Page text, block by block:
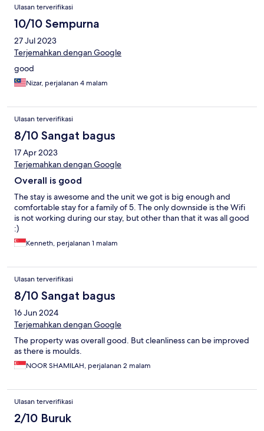
Ulasan terverifikasi
10/10 Sempurna
27 Jul 2023
Terjemahkan dengan Google
good
Nizar, perjalanan 4 malam
Ulasan terverifikasi
8/10 Sangat bagus
17 Apr 2023
Terjemahkan dengan Google
Overall is good
The stay is awesome and the unit we got is big enough and
comfortable stay for a family of 5. The only downside is the Wifi
is not working during our stay, but other than that it was all good
:)
Kenneth, perjalanan 1 malam
Ulasan terverifikasi
8/10 Sangat bagus
16 Jun 2024
Terjemahkan dengan Google
The property was overall good. But cleanliness can be improved
as there is moulds.
NOOR SHAMILAH, perjalanan 2 malam
Ulasan terverifikasi
2/10 Buruk